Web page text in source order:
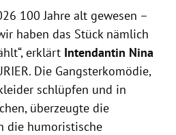
100 Jahre alt gewesen –
haben das Stück nämlich
erklärt Intendantin Nina
Die Gangsterkomödie,
schlüpfen und in
überzeugte die
die humoristische